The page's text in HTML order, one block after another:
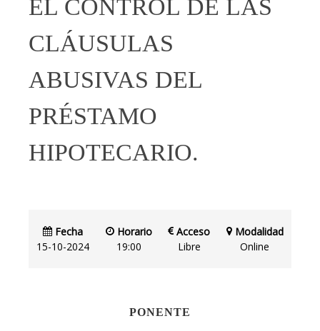
EL CONTROL DE LAS
CLÁUSULAS
ABUSIVAS DEL
PRÉSTAMO
HIPOTECARIO.
Fecha
15-10-2024
Horario
19:00
Acceso
Libre
Modalidad
Online
PONENTE